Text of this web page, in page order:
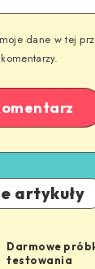
dane w tej
artykuły
Darmowe
testowania